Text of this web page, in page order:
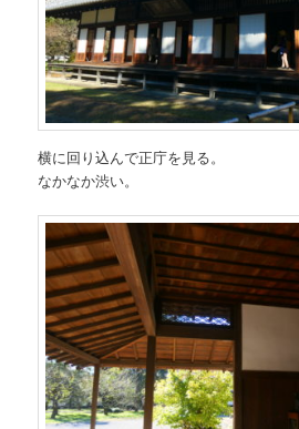
横に回り込んで正庁を見る。
なかなか渋い。